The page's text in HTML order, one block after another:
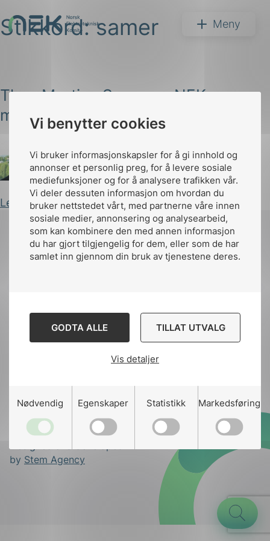
Vi benytter cookies
Vi bruker informasjonskapsler for å gi innhold og
annonser et personlig preg, for å levere sosiale
mediefunksjoner og for å analysere trafikken vår.
Vi deler dessuten informasjon om hvordan du
bruker nettstedet vårt, med partnerne våre innen
sosiale medier, annonsering og analysearbeid,
som kan kombinere den med annen informasjon
du har gjort tilgjengelig for dem, eller som de har
samlet inn gjennom din bruk av tjenestene deres.
GODTA ALLE TILLAT UTVALG
Vis detaljer
Nødvendig Egenskaper Statistikk Markedsføring
Hopp
til
NEK Meny
Søk
Stikkord:samer
Thea Martine Samer er NEKs nye
medarbeider
Arild Kjærnli Publisert 29.04.2025
Les innlegg
Kontakt oss
Designed and developed
by Stem Agency